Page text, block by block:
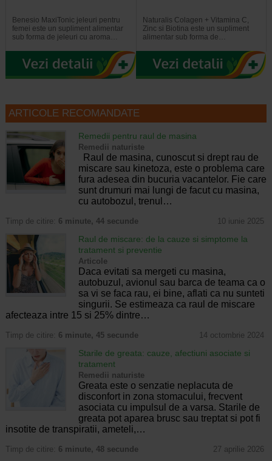
Benesio MaxiTonic jeleuri pentru
femei este un supliment alimentar
sub forma de jeleuri cu aroma…
Naturalis Colagen + Vitamina C,
Zinc si Biotina este un supliment
alimentar sub forma de…
ARTICOLE RECOMANDATE
Remedii pentru raul de masina
Remedii naturiste
Raul de masina, cunoscut si drept rau de
miscare sau kinetoza, este o problema care
fura adesea din bucuria vacantelor. Fie care
sunt drumuri mai lungi de facut cu masina,
cu autobozul, trenul…
Timp de citire: 6 minute, 44 secunde 10 iunie 2025
Raul de miscare: de la cauze si simptome la
tratament si preventie
Articole
Daca evitati sa mergeti cu masina,
autobuzul, avionul sau barca de teama ca o
sa vi se faca rau, ei bine, aflati ca nu sunteti
singurii. Se estimeaza ca raul de miscare
afecteaza intre 15 si 25% dintre…
Timp de citire: 6 minute, 45 secunde 14 octombrie 2024
Starile de greata: cauze, afectiuni asociate si
tratament
Remedii naturiste
Greata este o senzatie neplacuta de
disconfort in zona stomacului, frecvent
asociata cu impulsul de a varsa. Starile de
greata pot aparea brusc sau treptat si pot fi
insotite de transpiratii, ameteli,…
Timp de citire: 6 minute, 48 secunde 27 aprilie 2026